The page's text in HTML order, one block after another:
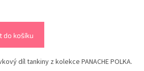
do košíku
díl tankiny z kolekce PANACHE POLKA.